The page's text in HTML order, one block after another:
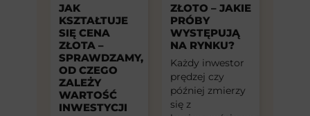
JAK
KSZTAŁTUJE
SIĘ CENA
ZŁOTA –
SPRAWDZAMY,
OD CZEGO
ZALEŻY
WARTOŚĆ
INWESTYCJI
ZŁOTO – JAKIE
PRÓBY
WYSTĘPUJĄ
NA RYNKU?
Każdy inwestor
prędzej czy
później zmierzy
się z